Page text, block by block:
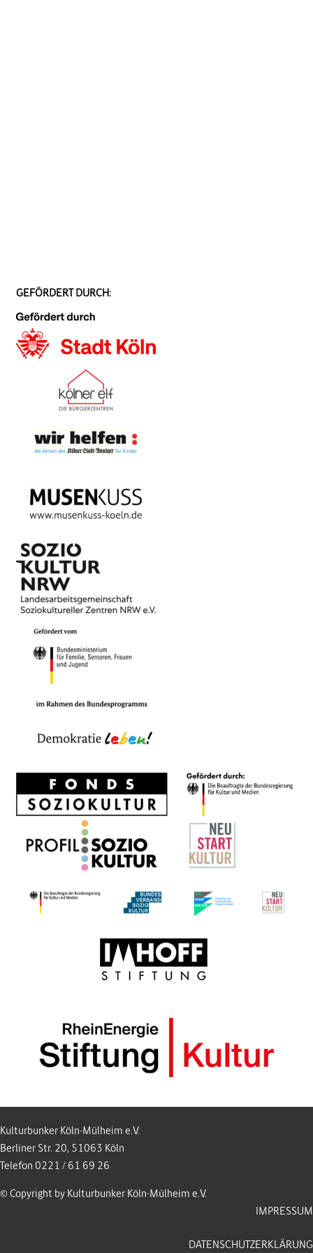
GEFÖRDERT DURCH:
Kulturbunker Köln-Mülheim e.V.
Berliner Str. 20, 51063 Köln
Telefon 0221 / 61 69 26
© Copyright by Kulturbunker Köln-Mülheim e.V.
IMPRESSUM
DATENSCHUTZERKLÄRUNG